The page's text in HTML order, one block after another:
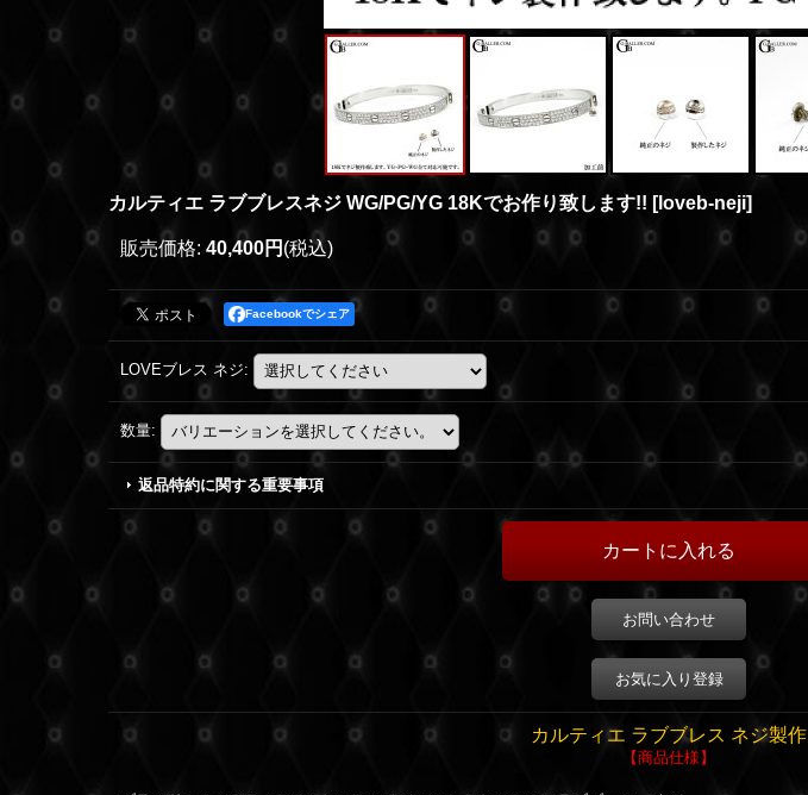
カルティエ ラブブレスネジ WG/PG/YG 18Kでお作り致します!! [loveb-neji]
販売価格: 40,400円 (税込)
Facebookでシェア
LOVEブレス ネジ:
数量:
返品特約に関する重要事項
お問い合わせ
お気に入り登録
カルティエ ラブブレス ネジ製作
【商品仕様】